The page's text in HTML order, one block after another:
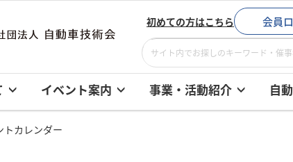
初めての方はこちら 会員
イベント案内 事業・活動紹介 自
トカレンダー